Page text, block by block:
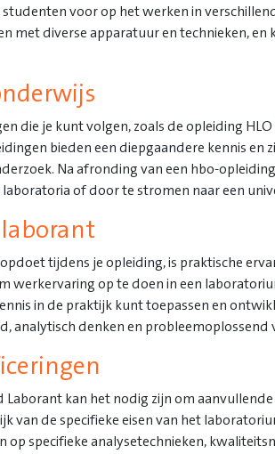
voor op het werken in
met diverse apparatuur en technieken, en
die je kunt volgen, zoals de opleiding
bieden een diepgaandere kennis en
Na afronding van een hbo-
of door te stromen naar een
tijdens je opleiding, is praktische
werkervaring op te doen in een
in de praktijk kunt toepassen en
analytisch denken en probleemoplossend
kan het nodig zijn om
van de specifieke eisen van het
op specifieke analysetechnieken,